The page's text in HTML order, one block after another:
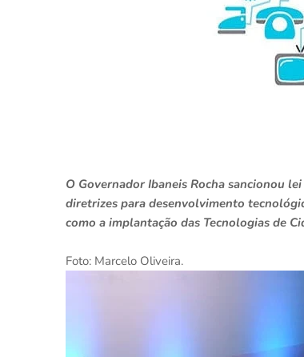
O Governador Ibaneis Rocha sancionou
diretrizes para desenvolvimento
como a implantação das Tecnologias de
Foto: Marcelo Oliveira.